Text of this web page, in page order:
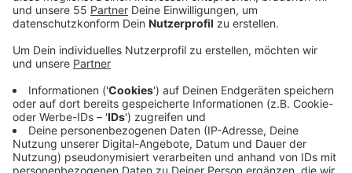
Anzeige
Mit harten Strafen soll eine abschreckende Wirkung
erzielt werden, sagt PETA. Wer wehrlose Tiere aus
Spaß quäle, der schrecke möglicherweise auch nicht
vor Gewalttaten gegenüber Menschen zurück, heißt
es. Die Tierschutzorganisation hat nun eine Belohnung
von 1.000 Euro für Hinweise ausgesetzt, die die